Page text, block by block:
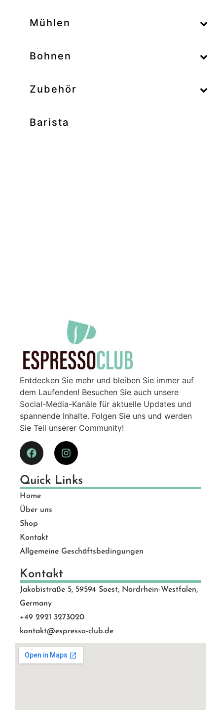
Mühlen
–
Bohnen
–
Zubehör
Barista
Entdecken Sie mehr und bleiben Sie immer auf
dem Laufenden! Besuchen Sie auch unsere
Social-Media-Kanäle für aktuelle Updates und
spannende Inhalte. Folgen Sie uns und werden
Sie Teil unserer Community!
Quick Links
Home
Über uns
Shop
Kontakt
Allgemeine Geschäftsbedingungen
Kontakt
Jakobistraße 5, 59594 Soest, Nordrhein-Westfalen,
Germany
+49 2921 3273020
kontakt@espresso-club.de